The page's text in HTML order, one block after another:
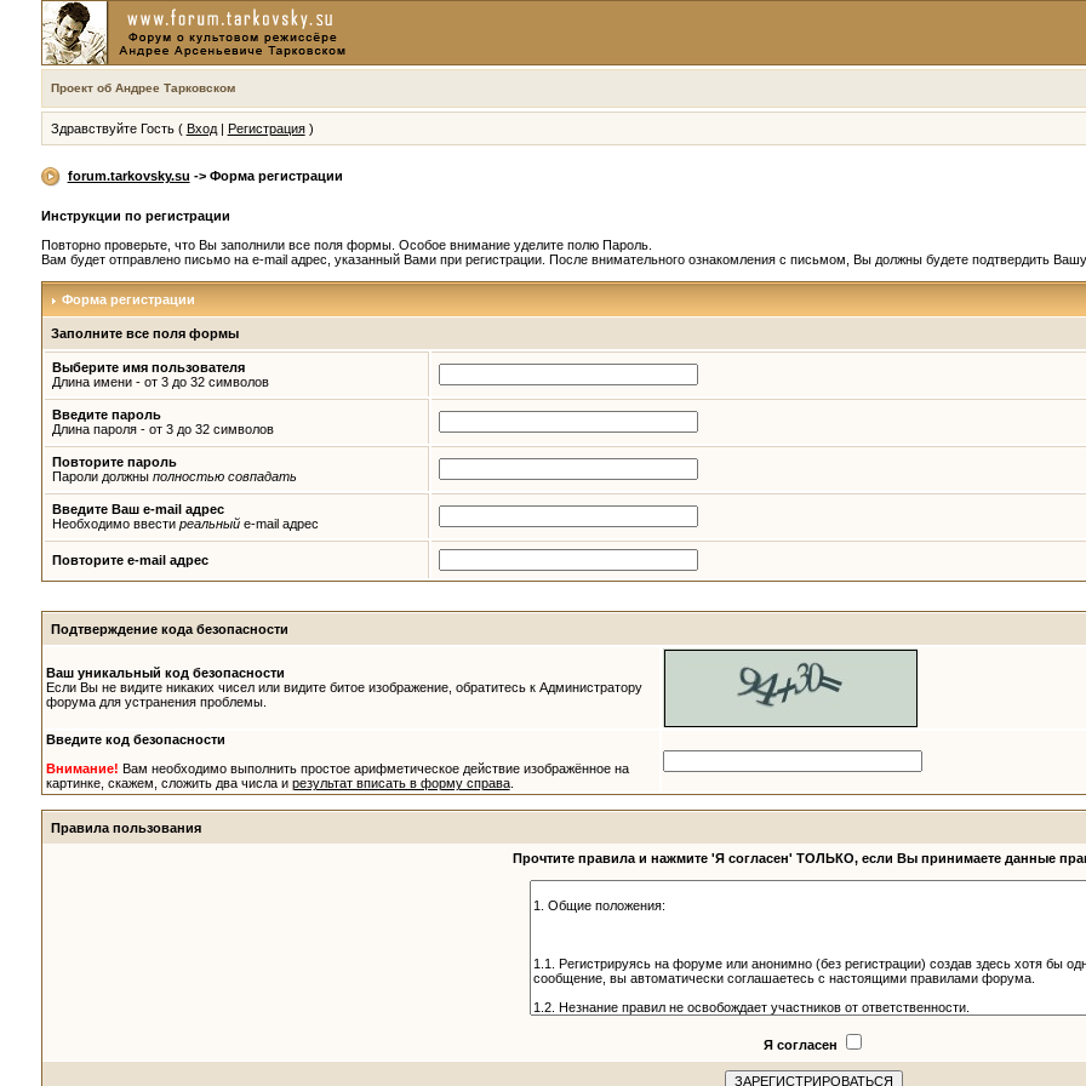
Проект об Андрее Тарковском
Здравствуйте Гость ( Вход| Регистрация)
forum.tarkovsky.su -> Форма регистрации
Инструкции по регистрации
Повторно проверьте, что Вы заполнили все поля формы. Особое внимание уделите полю Пароль.
Вам будет отправлено письмо на e-mail адрес, указанный Вами при регистрации. После внимательного ознакомления с письмом, Вы должны будете подтвердить
Форма регистрации
Заполните все поля формы
Выберите имя пользователя
Длина имени - от 3 до 32 символов
Введите пароль
Длина пароля - от 3 до 32 символов
Повторите пароль
Пароли должны полностью совпадать
Введите Ваш e-mail адрес
Необходимо ввести реальныйe-mail адрес
Повторите e-mail адрес
Подтверждение кода безопасности
Ваш уникальный код безопасности
Если Вы не видите никаких чисел или видите битое изображение, обратитесь к Администратору
форума для устранения проблемы.
Введите код безопасности
Внимание! Вам необходимо выполнить простое арифметическое действие изображённое на
картинке, скажем, сложить два числа и результат вписать в форму справа.
Правила пользования
Прочтите правила и нажмите 'Я согласен' ТОЛЬКО, если Вы принимаете данные
Я согласен